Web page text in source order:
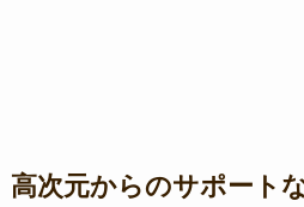
高次元からのサポート